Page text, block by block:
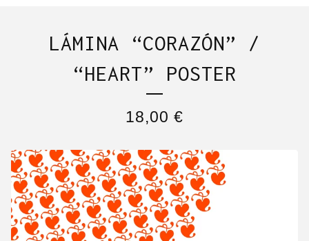
LÁMINA “CORAZÓN” /
“HEART” POSTER
18,00 €